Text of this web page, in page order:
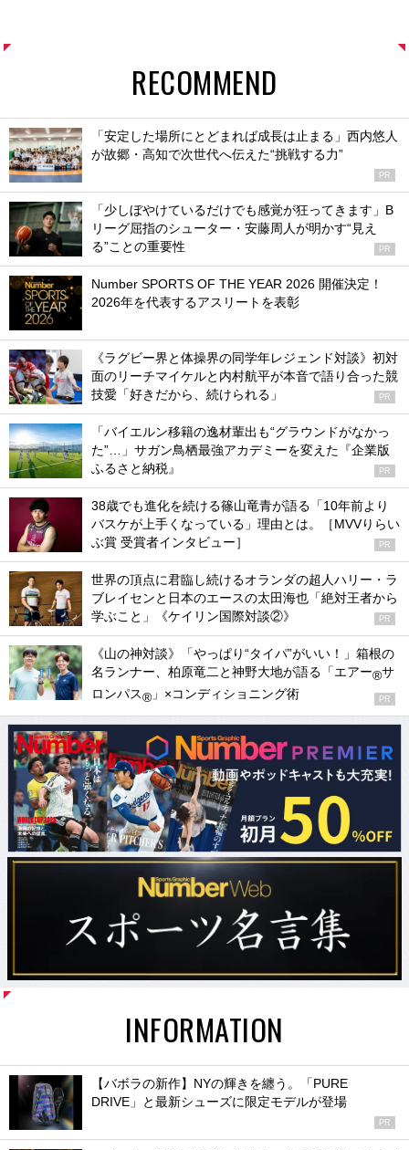
RECOMMEND
「安定した場所にとどまれば成長は止まる」西内悠人
が故郷・高知で次世代へ伝えた“挑戦する力”
PR
「少しぼやけているだけでも感覚が狂ってきます」B
リーグ屈指のシューター・安藤周人が明かす“見え
る”ことの重要性
PR
Number SPORTS OF THE YEAR 2026 開催決定！
2026年を代表するアスリートを表彰
《ラグビー界と体操界の同学年レジェンド対談》初対
面のリーチマイケルと内村航平が本音で語り合った競
技愛「好きだから、続けられる」
PR
「バイエルン移籍の逸材輩出も“グラウンドがなかっ
た”…」サガン鳥栖最強アカデミーを変えた『企業版
ふるさと納税』
PR
38歳でも進化を続ける篠山竜青が語る「10年前より
バスケが上手くなっている」理由とは。［MVVりらい
ぶ賞 受賞者インタビュー］
PR
世界の頂点に君臨し続けるオランダの超人ハリー・ラ
ブレイセンと日本のエースの太田海也「絶対王者から
学ぶこと」《ケイリン国際対談②》
PR
《山の神対談》「やっぱり“タイパ”がいい！」箱根の
名ランナー、柏原竜二と神野大地が語る「エアー®サ
ロンパス® 」×コンディショニング術 PR
INFORMATION
【バボラの新作】NYの輝きを纏う。「PURE
DRIVE」と最新シューズに限定モデルが登場
PR